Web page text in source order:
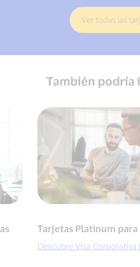
Ver todas las
También podría
Tarjetas Platinum
Descubre Visa Corporativa